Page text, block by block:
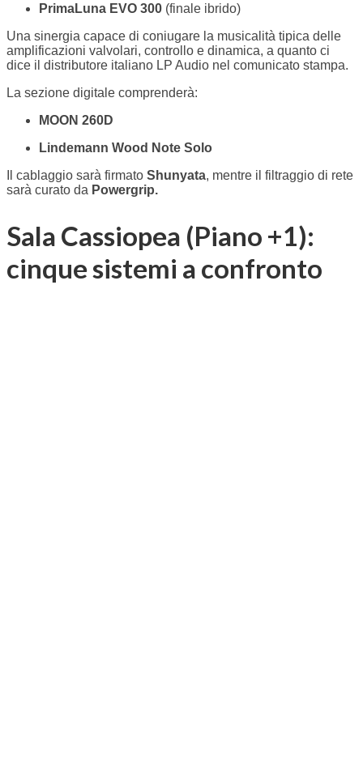
PrimaLuna EVO 300 (finale ibrido)
Una sinergia capace di coniugare la musicalità tipica delle
amplificazioni valvolari, controllo e dinamica, a quanto ci
dice il distributore italiano LP Audio nel comunicato stampa.
La sezione digitale comprenderà:
MOON 260D
Lindemann Wood Note Solo
Il cablaggio sarà firmato Shunyata, mentre il filtraggio di rete
sarà curato da Powergrip.
Sala Cassiopea (Piano +1):
cinque sistemi a confronto